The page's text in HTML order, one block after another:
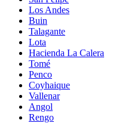
Los Andes
Buin
Talagante
Lota
Hacienda La Calera
Tomé
Penco
Coyhaique
Vallenar
Angol
Rengo